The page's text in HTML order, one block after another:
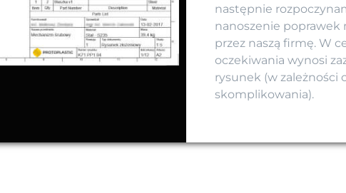
następnie
nanoszenie poprawek
przez naszą firmę. W
oczekiwania wynosi
rysunek (w zależności
skomplikowania).